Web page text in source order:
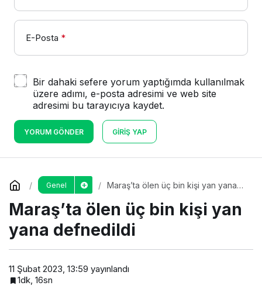
E-Posta *
Bir dahaki sefere yorum yaptığımda kullanılmak
üzere adımı, e-posta adresimi ve web site
adresimi bu tarayıcıya kaydet.
YORUM GÖNDER GIRIŞ YAP
Genel
Maraş’ta ölen üç bin kişi yan yana
Maraş’ta ölen üç bin kişi yan
yana defnedildi
11 Şubat 2023, 13:59 yayınlandı
1dk, 16sn